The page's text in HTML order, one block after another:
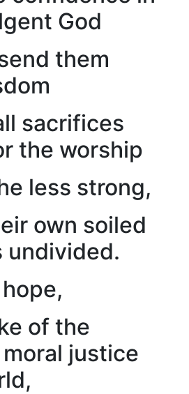
God
them
sacrifices
the worship
less strong,
own soiled
undivided.
of the
justice